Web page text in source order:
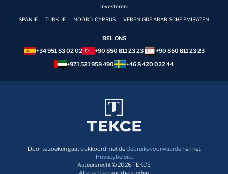
Investeren:
SPANJE TURKİJE NOORD-CYPRUS VERENIGDE ARABISCHE EMIRATEN
BEL ONS
+34 951 83 02 02
+90 850 811 23 23
+90 850 811 23 23
+971 521 958 490
+46 8 420 022 44
Door te zoeken gaat u akkoord met deGebruiksvoorwaardenen het
Privacybeleid.
Auteursrecht © 2026 TEKCE